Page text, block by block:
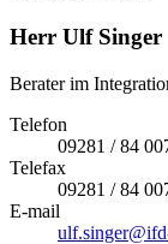
Herr Ulf Singer
Berater im
Telefon
09281 / 84
Telefax
09281 / 84
E-mail